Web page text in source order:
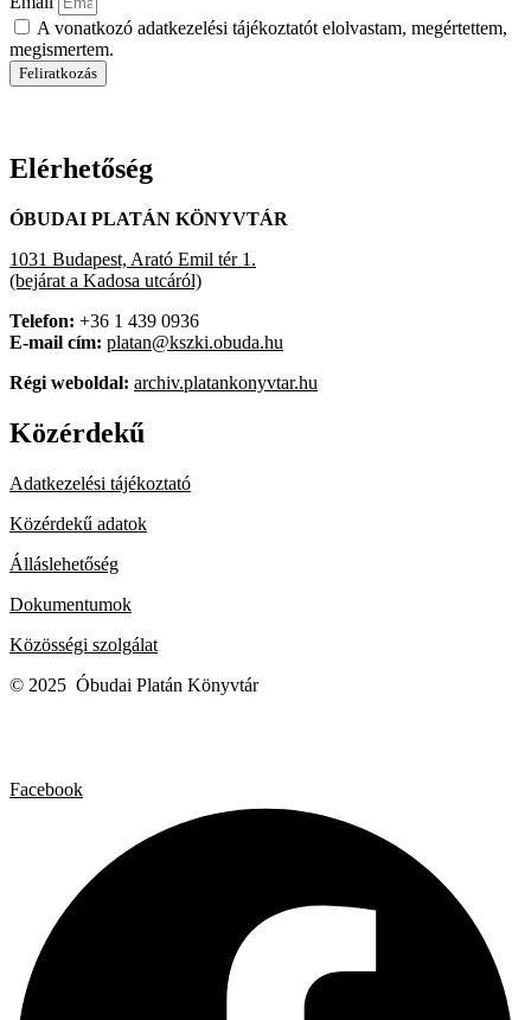
A vonatkozó adatkezelési tájékoztatót elolvastam, megértettem,
megismertem.
Feliratkozás
Elérhetőség
ÓBUDAI PLATÁN KÖNYVTÁR
1031 Budapest, Arató Emil tér 1.
(bejárat a Kadosa utcáról)
Telefon: +36 1 439 0936
E-mail cím: platan@kszki.obuda.hu
Régi weboldal: archiv.platankonyvtar.hu
Közérdekű
Adatkezelési tájékoztató
Közérdekű adatok
Álláslehetőség
Dokumentumok
Közösségi szolgálat
© 2025 Óbudai Platán Könyvtár
Facebook